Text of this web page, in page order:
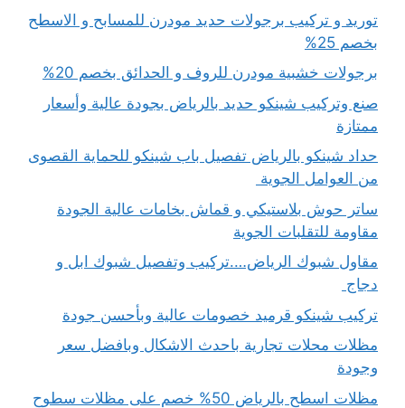
توريد و تركيب برجولات حديد مودرن للمسابح و الاسطح
بخصم 25%
برجولات خشبية مودرن للروف و الحدائق بخصم 20%
صنع وتركيب شينكو حديد بالرياض بجودة عالية وأسعار
ممتازة
حداد شينكو بالرياض تفصيل باب شينكو للحماية القصوى
من العوامل الجوية
ساتر حوش بلاستيكي و قماش بخامات عالية الجودة
مقاومة للتقلبات الجوية
مقاول شبوك الرياض….تركيب وتفصيل شبوك ابل و
دجاج
تركيب شينكو قرميد خصومات عالية وبأحسن جودة
مظلات محلات تجارية باحدث الاشكال وبافضل سعر
وجودة
مظلات اسطح بالرياض 50% خصم على مظلات سطوح